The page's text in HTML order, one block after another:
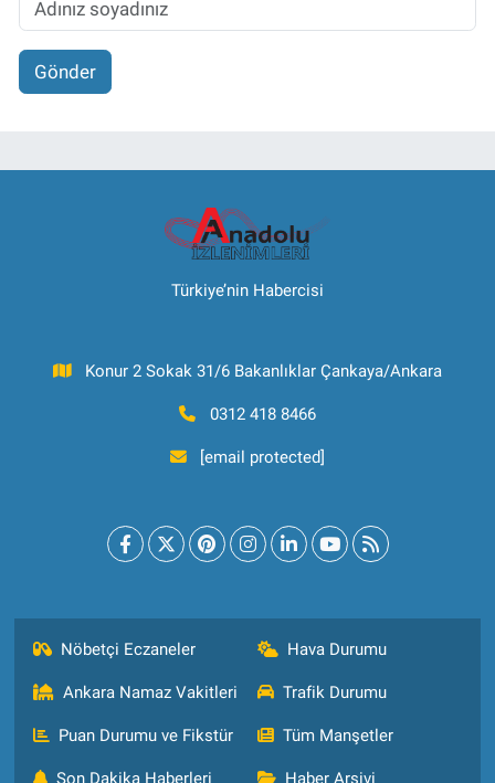
Gönder
Türkiye’nin Habercisi
Konur 2 Sokak 31/6 Bakanlıklar Çankaya/Ankara
0312 418 8466
[email protected]
Nöbetçi Eczaneler Hava Durumu
Ankara Namaz Vakitleri Trafik Durumu
Puan Durumu ve Fikstür Tüm Manşetler
Son Dakika Haberleri Haber Arşivi